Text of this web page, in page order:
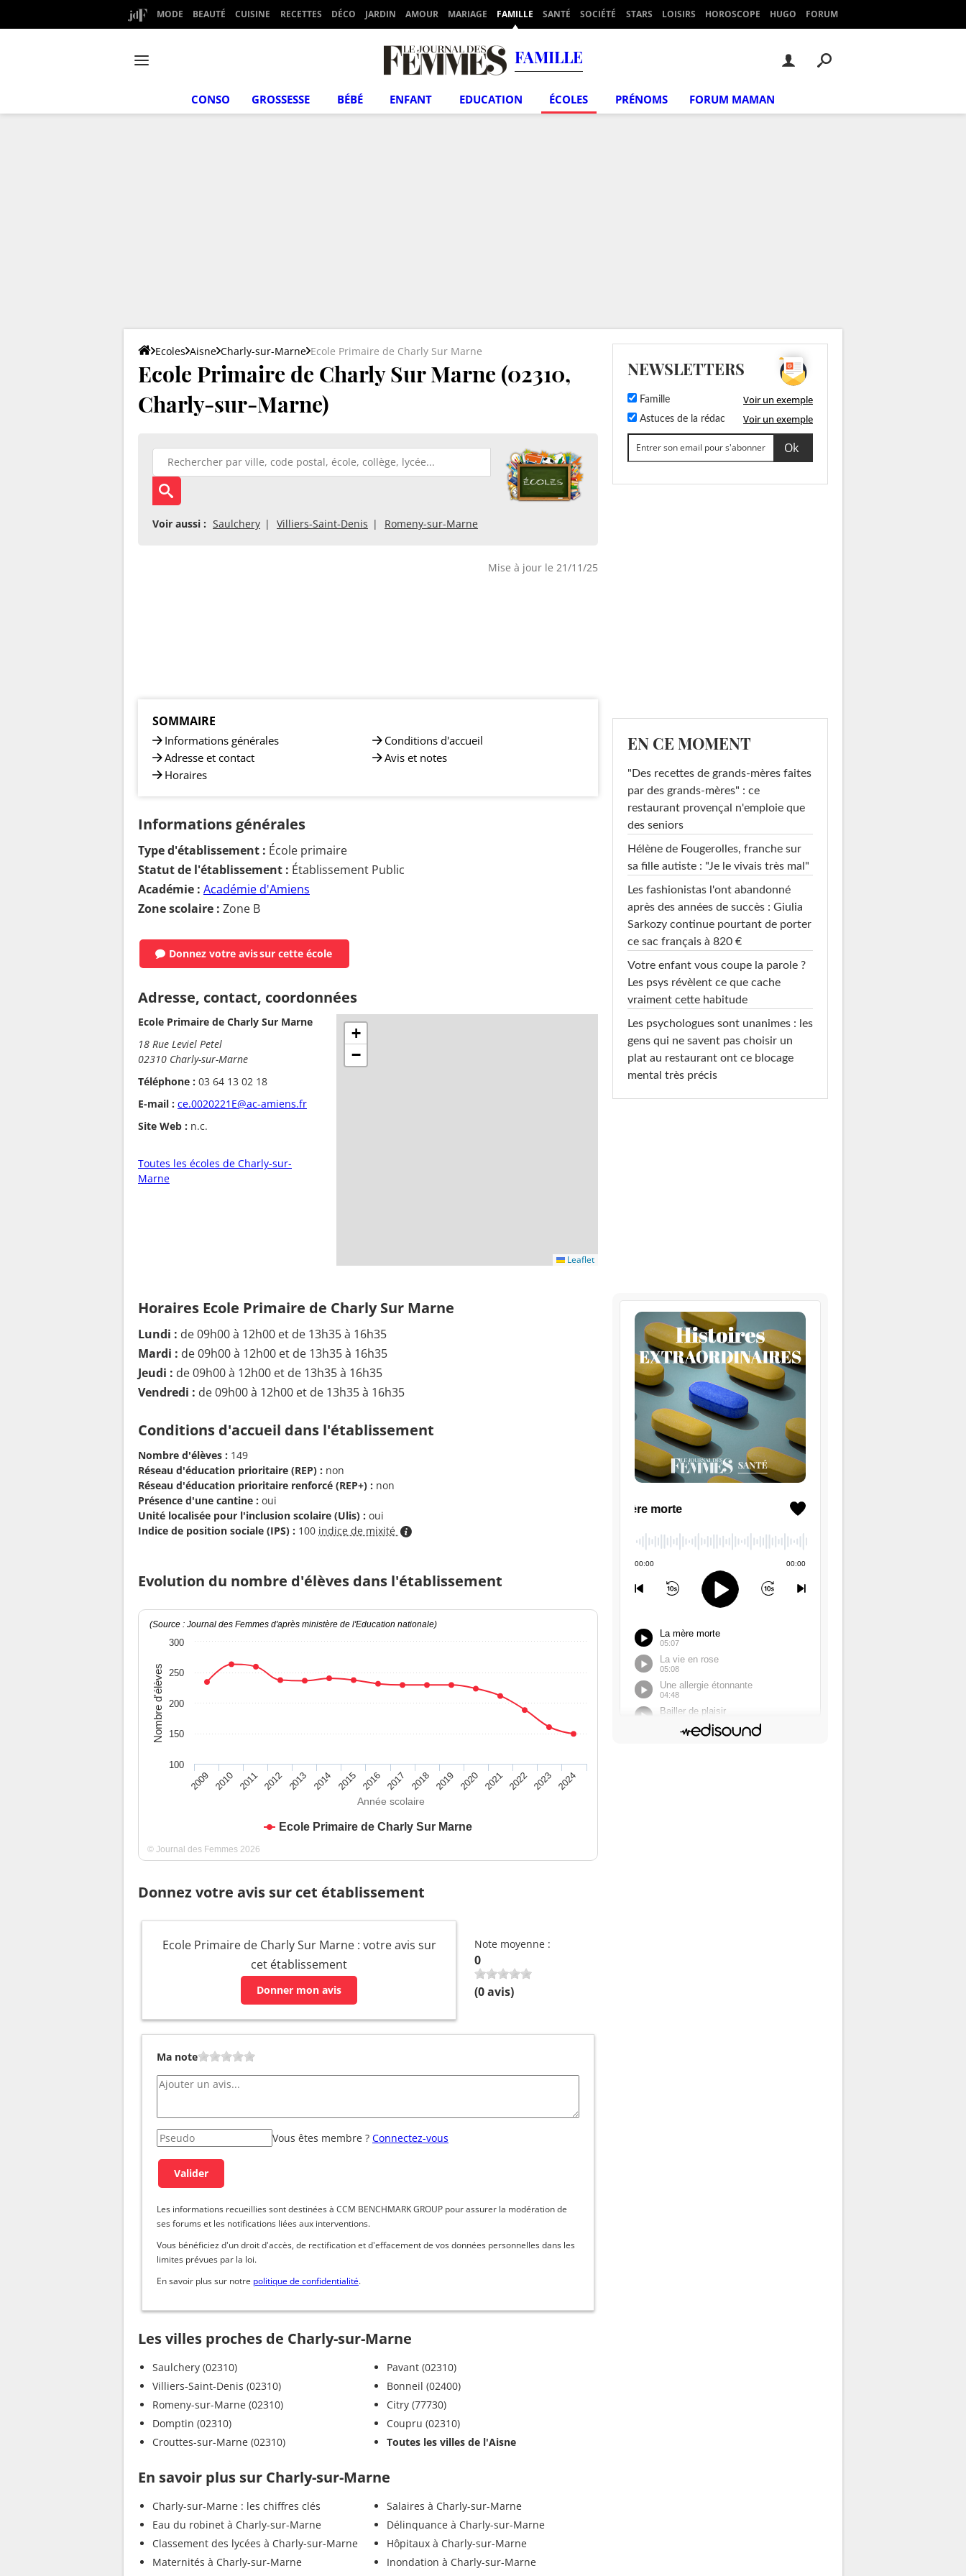
MODE BEAUTÉ CUISINE RECETTES DÉCO JARDIN AMOUR MARIAGE FAMILLE SANTÉ SOCIÉTÉ STARS LOISIRS HOROSCOPE HUGO FORUM
FAMILLE
CONSO GROSSESSE BÉBÉ ENFANT EDUCATION ÉCOLES PRÉNOMS FORUM MAMAN
Ecoles Aisne Charly-sur-Marne Ecole Primaire de Charly Sur Marne
Ecole Primaire de Charly Sur Marne (02310,
Charly-sur-Marne)
Voir aussi : Saulchery Villiers-Saint-Denis Romeny-sur-Marne
Mise à jour le 21/11/25
SOMMAIRE
Informations générales
Adresse et contact
Horaires
Conditions d'accueil
Avis et notes
Informations générales
Type d'établissement : École primaire
Statut de l'établissement : Établissement Public
Académie : Académie d'Amiens
Zone scolaire : Zone B
Donnez votre avissur cette école
Adresse, contact, coordonnées
Ecole Primaire de Charly Sur Marne
18 Rue Leviel Petel
02310 Charly-sur-Marne
Téléphone : 03 64 13 02 18
E-mail : ce.0020221E@ac-amiens.fr
Site Web : n.c.
Toutes les écoles de Charly-sur-
Marne
+
−
Leaflet
Horaires Ecole Primaire de Charly Sur Marne
Lundi : de 09h00 à 12h00 et de 13h35 à 16h35
Mardi : de 09h00 à 12h00 et de 13h35 à 16h35
Jeudi : de 09h00 à 12h00 et de 13h35 à 16h35
Vendredi : de 09h00 à 12h00 et de 13h35 à 16h35
Conditions d'accueil dans l'établissement
Nombre d'élèves : 149
Réseau d'éducation prioritaire (REP) : non
Réseau d'éducation prioritaire renforcé (REP+) : non
Présence d'une cantine : oui
Unité localisée pour l'inclusion scolaire (Ulis) : oui
Indice de position sociale (IPS) : 100 indice de mixité
Evolution du nombre d'élèves dans l'établissement
Année scolaire
Nombre d'élèves
(Source : Journal des Femmes d'après ministère de l'Education nationale)
Ecole Primaire de Charly Sur Marne
2009 2010 2011 2012 2013 2014 2015 2016 2017 2018 2019 2020 2021 2022 2023 2024
100
150
200
250
300
© Journal des Femmes 2026
Donnez votre avis sur cet établissement
Ecole Primaire de Charly Sur Marne : votre avis sur
cet établissement
Donner mon avis
Note moyenne :
0
(0avis)
Ma note
Vous êtes membre ? Connectez-vous
Les informations recueillies sont destinées à CCM BENCHMARK GROUP pour assurer la modération de
ses forums et les notifications liées aux interventions.
Vous bénéficiez d'un droit d'accès, de rectification et d'effacement de vos données personnelles dans les
limites prévues par la loi.
En savoir plus sur notre politique de confidentialité.
Les villes proches de Charly-sur-Marne
Saulchery (02310)
Villiers-Saint-Denis (02310)
Romeny-sur-Marne (02310)
Domptin (02310)
Crouttes-sur-Marne (02310)
Pavant (02310)
Bonneil (02400)
Citry (77730)
Coupru (02310)
Toutes les villes de l'Aisne
En savoir plus sur Charly-sur-Marne
Charly-sur-Marne : les chiffres clés
Eau du robinet à Charly-sur-Marne
Classement des lycées à Charly-sur-Marne
Maternités à Charly-sur-Marne
Salaires à Charly-sur-Marne
Délinquance à Charly-sur-Marne
Hôpitaux à Charly-sur-Marne
Inondation à Charly-sur-Marne
NEWSLETTERS
Famille Voir un exemple
Astuces de la rédac Voir un exemple
EN CE MOMENT
"Des recettes de grands-mères faites
par des grands-mères" : ce
restaurant provençal n'emploie que
des seniors
Hélène de Fougerolles, franche sur
sa fille autiste : "Je le vivais très mal"
Les fashionistas l'ont abandonné
après des années de succès : Giulia
Sarkozy continue pourtant de porter
ce sac français à 820 €
Votre enfant vous coupe la parole ?
Les psys révèlent ce que cache
vraiment cette habitude
Les psychologues sont unanimes : les
gens qui ne savent pas choisir un
plat au restaurant ont ce blocage
mental très précis